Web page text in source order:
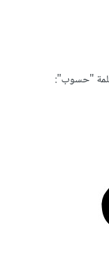
"حسوب":